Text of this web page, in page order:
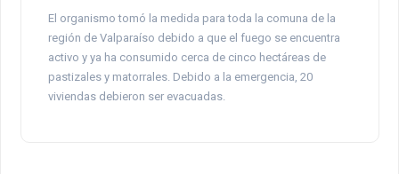
El organismo tomó la medida para toda la comuna de la
región de Valparaíso debido a que el fuego se encuentra
activo y ya ha consumido cerca de cinco hectáreas de
pastizales y matorrales. Debido a la emergencia, 20
viviendas debieron ser evacuadas.